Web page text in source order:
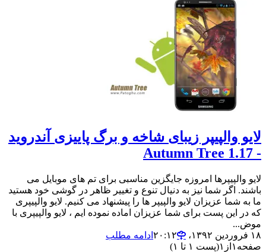
لایو والپیپر زیبای شاخه و برگ پاییزی آندروید
- Autumn Tree 1.17
لایو والپیپرها امروزه جایگزین مناسبی برای تم های موبایل می
باشند. اگر شما نیز به دنیال تنوع و تغییر ظاهر در گوشی خود هستید
ما به شما عزیزان لایو والپیپر ها را پیشنهاد می کنیم. لایو والپیپری
که در این پست برای شما عزیزان اماده نموده ایم ، لایو والپیپری با
موض...
۱۸ فروردین ۱۳۹۲،‏ ۲۰:۱۲
ادامه مطلب
صفحه ۱ از ۱(پست ۱ تا ۱)